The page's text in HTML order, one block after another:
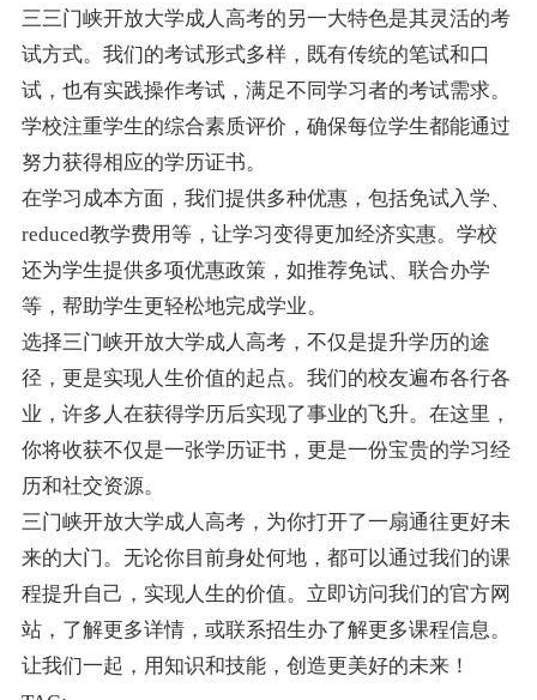
三三门峡开放大学成人高考的另一大特色是其灵活的考
试方式。我们的考试形式多样，既有传统的笔试和口
试，也有实践操作考试，满足不同学习者的考试需求。
学校注重学生的综合素质评价，确保每位学生都能通过
努力获得相应的学历证书。
在学习成本方面，我们提供多种优惠，包括免试入学、
reduced教学费用等，让学习变得更加经济实惠。学校
还为学生提供多项优惠政策，如推荐免试、联合办学
等，帮助学生更轻松地完成学业。
选择三门峡开放大学成人高考，不仅是提升学历的途
径，更是实现人生价值的起点。我们的校友遍布各行各
业，许多人在获得学历后实现了事业的飞升。在这里，
你将收获不仅是一张学历证书，更是一份宝贵的学习经
历和社交资源。
三门峡开放大学成人高考，为你打开了一扇通往更好未
来的大门。无论你目前身处何地，都可以通过我们的课
程提升自己，实现人生的价值。立即访问我们的官方网
站，了解更多详情，或联系招生办了解更多课程信息。
让我们一起，用知识和技能，创造更美好的未来！